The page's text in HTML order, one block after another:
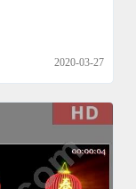
2020-03-27